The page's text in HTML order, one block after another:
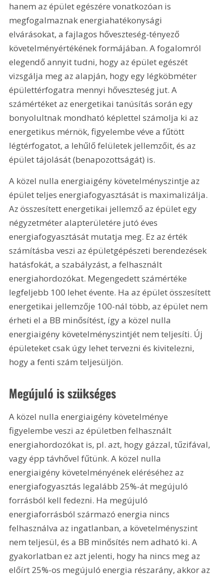
hanem az épület egészére vonatkozóan is
megfogalmaznak energiahatékonysági
elvárásokat, a fajlagos hőveszteség-tényező
követelményértékének formájában. A fogalomról
elegendő annyit tudni, hogy az épület egészét
vizsgálja meg az alapján, hogy egy légköbméter
épülettérfogatra mennyi hőveszteség jut. A
számértéket az energetikai tanúsítás során egy
bonyolultnak mondható képlettel számolja ki az
energetikus mérnök, figyelembe véve a fűtött
légtérfogatot, a lehűlő felületek jellemzőit, és az
épület tájolását (benapozottságát) is.
A közel nulla energiaigény követelményszintje az
épület teljes energiafogyasztását is maximalizálja.
Az összesített energetikai jellemző az épület egy
négyzetméter alapterületére jutó éves
energiafogyasztását mutatja meg. Ez az érték
számításba veszi az épületgépészeti berendezések
hatásfokát, a szabályzást, a felhasznált
energiahordozókat. Megengedett számértéke
legfeljebb 100 lehet évente. Ha az épület összesített
energetikai jellemzője 100-nál több, az épület nem
érheti el a BB minősítést, így a közel nulla
energiaigény követelményszintjét nem teljesíti. Új
épületeket csak úgy lehet tervezni és kivitelezni,
hogy a fenti szám teljesüljön.
Megújuló is szükséges
A közel nulla energiaigény követelménye
figyelembe veszi az épületben felhasznált
energiahordozókat is, pl. azt, hogy gázzal, tűzifával,
vagy épp távhővel fűtünk. A közel nulla
energiaigény követelményének eléréséhez az
energiafogyasztás legalább 25%-át megújuló
forrásból kell fedezni. Ha megújuló
energiaforrásból származó energia nincs
felhasználva az ingatlanban, a követelményszint
nem teljesül, és a BB minősítés nem adható ki. A
gyakorlatban ez azt jelenti, hogy ha nincs meg az
előírt 25%-os megújuló energia részarány, akkor az